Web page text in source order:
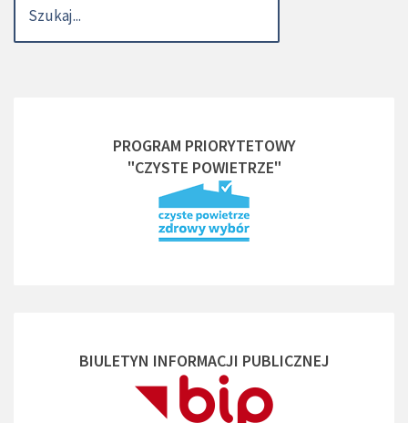
PROGRAM PRIORYTETOWY
"CZYSTE POWIETRZE"
BIULETYN INFORMACJI PUBLICZNEJ